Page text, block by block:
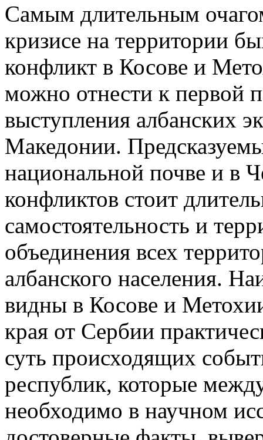
Самым длительным
кризисе на территории
конфликт в Косове и
можно отнести к первой
выступления албанских
Македонии.
национальной почве и в
конфликтов стоит
самостоятельность и
объединения всех
албанского населения.
видны в Косове и
края от Сербии
суть происходящих
республик, которые
необходимо в научном